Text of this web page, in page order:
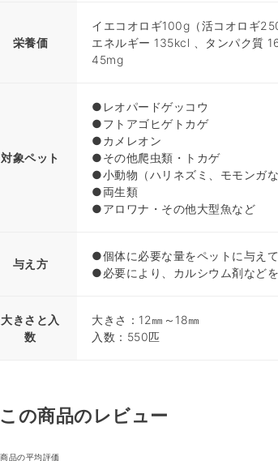
栄養価
イエコオロギ100g（活コオロギ
エネルギー 135kcl 、タンパク質
45mg
対象ペット
●レオパードゲッコウ
●フトアゴヒゲトカゲ
●カメレオン
●その他爬虫類・トカゲ
●小動物（ハリネズミ、モモンガな
●両生類
●アロワナ・その他大型魚など
与え方
●個体に必要な量をペットに与えて
●必要により、カルシウム剤など
大きさと入
数
大きさ：12㎜～18㎜
入数：550匹
この商品のレビュー